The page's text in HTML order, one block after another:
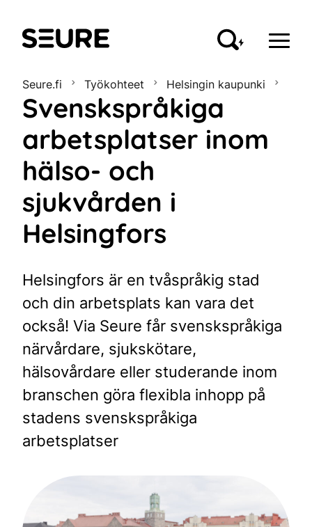
Seure
Seure.fi Työkohteet Helsingin kaupunki
Svenskspråkiga
arbetsplatser inom
hälso- och
sjukvården i
Helsingfors
Helsingfors är en tvåspråkig stad
och din arbetsplats kan vara det
också! Via Seure får svenskspråkiga
närvårdare, sjukskötare,
hälsovårdare eller studerande inom
branschen göra flexibla inhopp på
stadens svenskspråkiga
arbetsplatser